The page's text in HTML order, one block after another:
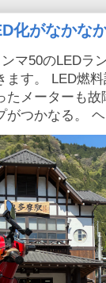
化がなかな
マ50のLEDラ
ます。 LED燃
たメーターも
がつかなる。